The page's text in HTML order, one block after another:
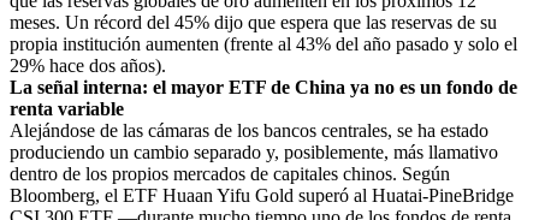
meses. Un récord del 45% dijo que espera que las reservas de su
propia institución aumenten (frente al 43% del año pasado y solo el
29% hace dos años).
La señal interna: el mayor ETF de China ya no es un fondo de
renta variable
Alejándose de las cámaras de los bancos centrales, se ha estado
produciendo un cambio separado y, posiblemente, más llamativo
dentro de los propios mercados de capitales chinos. Según
Bloomberg, el ETF Huaan Yifu Gold superó al Huatai-PineBridge